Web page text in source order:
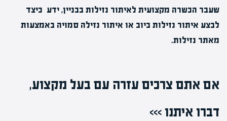
שעבר הכשרה מקצועית לאיתור נזילות בבניין, ידע כיצד
לבצע איתור נזילות ביוב או איתור נזילה סמויה באמצעות
מאתר נזילות.
אם אתם צרכים עזרה עם בעל מקצוע,
דברו איתנו >>>